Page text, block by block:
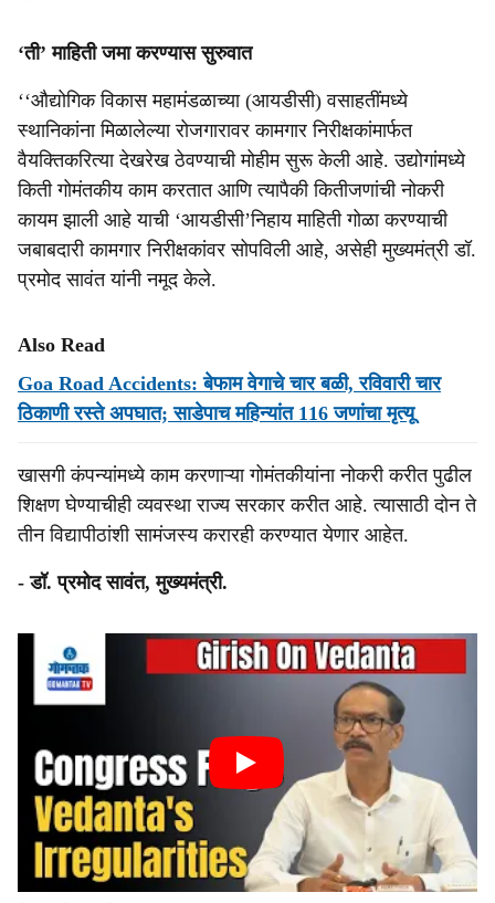
‘ती’ माहिती जमा करण्‍यास सुरुवात
‘‘औद्योगिक विकास महामंडळाच्या (आयडीसी) वसाहतींमध्‍ये
स्‍थानिकांना मिळालेल्‍या रोजगारावर कामगार निरीक्षकांमार्फत
वैयक्तिकरित्या देखरेख ठेवण्याची मोहीम सुरू केली आहे. उद्योगांमध्ये
किती गोमंतकीय काम करतात आणि त्यापैकी कितीजणांची नोकरी
कायम झाली आहे याची ‘आयडीसी’निहाय माहिती गोळा करण्याची
जबाबदारी कामगार निरीक्षकांवर सोपविली आहे, असेही मुख्‍यमंत्री डॉ.
प्रमोद सावंत यांनी नमूद केले.
Also Read
Goa Road Accidents: बेफाम वेगाचे चार बळी, रविवारी चार
ठिकाणी रस्‍ते अपघात; साडेपाच महिन्‍यांत 116 जणांचा मृत्‍यू
खासगी कंपन्‍यांमध्‍ये काम करणाऱ्या गोमंतकीयांना नोकरी करीत पुढील
शिक्षण घेण्‍याचीही व्‍यवस्‍था राज्‍य सरकार करीत आहे. त्‍यासाठी दोन ते
तीन विद्यापीठांशी सामंजस्‍य करारही करण्‍यात येणार आहेत.
- डॉ. प्रमोद सावंत, मुख्‍यमंत्री.